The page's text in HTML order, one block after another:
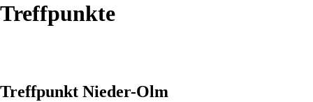
Treffpunkte
Treffpunkt Nieder-Olm